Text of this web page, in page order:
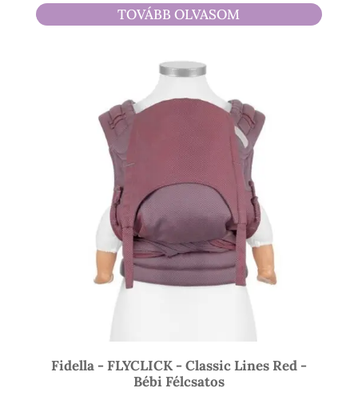
4
490 Ft
TOVÁBB OLVASOM
Fidella - FLYCLICK - Classic Lines Red -
Bébi Félcsatos